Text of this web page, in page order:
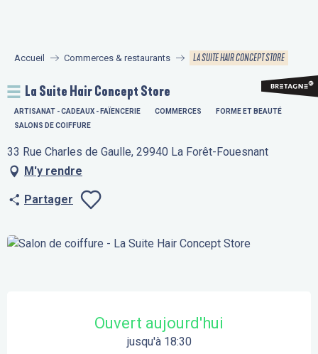
principal
Accueil Commerces & restaurants LA SUITE HAIR CONCEPT STORE
La Suite Hair Concept Store
ARTISANAT - CADEAUX - FAÏENCERIE COMMERCES
FORME ET BEAUTÉ
SALONS DE COIFFURE
33 Rue Charles de Gaulle, 29940 La Forêt-Fouesnant
M'y rendre
Partager
Ouvert aujourd'hui
jusqu'à 18:30